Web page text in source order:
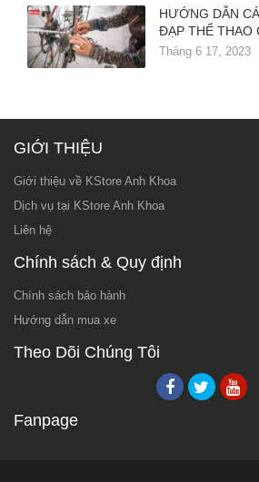
HƯỚNG DẪN
ĐẠP THỂ THAO
Tháng 6 17, 2023
GIỚI THIỆU
Giới thiệu về KStore Anh Khoa
Dịch vụ tại KStore Anh Khoa
Liên hệ
Chính sách & Quy định
Chính sách bảo hành
Hướng dẫn mua xe
Theo Dõi Chúng Tôi
Fanpage